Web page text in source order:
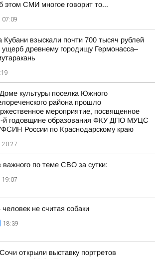
этом СМИ многое говорит то...
07:09
Кубани взыскали почти 700 тысяч рублей
ущерб древнему городищу Гермонасса–
культуры поселка Южного
района прошло
мероприятие, посвященное
й годовщине образования ФКУ ДПО МУЦС
России по Краснодарскому краю
20:27
важного по теме СВО за сутки:
19:07
человек не считая собаки
18:39
открыли выставку портретов